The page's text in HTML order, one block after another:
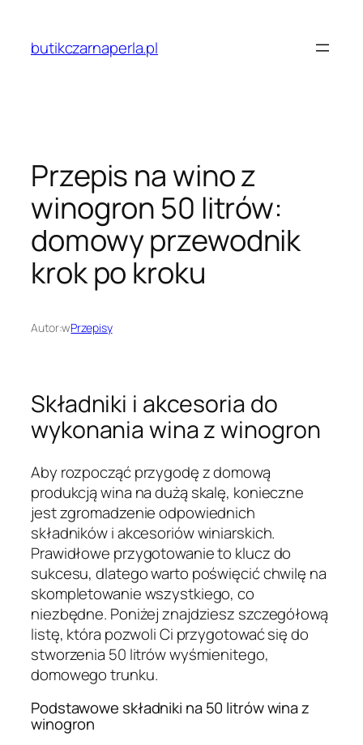
treścibutikczarnaperla.pl
Przepis na wino z
winogron 50 litrów:
domowy przewodnik
krok po kroku
Autor:wPrzepisy
Składniki i akcesoria do
wykonania wina z winogron
Aby rozpocząć przygodę z domową
produkcją wina na dużą skalę, konieczne
jest zgromadzenie odpowiednich
składników i akcesoriów winiarskich.
Prawidłowe przygotowanie to klucz do
sukcesu, dlatego warto poświęcić chwilę na
skompletowanie wszystkiego, co
niezbędne. Poniżej znajdziesz szczegółową
listę, która pozwoli Ci przygotować się do
stworzenia 50 litrów wyśmienitego,
domowego trunku.
Podstawowe składniki na 50 litrów wina z
winogron